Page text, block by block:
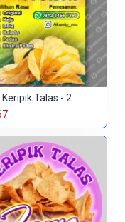
Keripik Talas - 2